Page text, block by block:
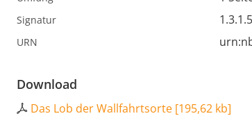
Signatur
URN
Download
Das Lob der Wallfahrtsorte [195,62 kb]